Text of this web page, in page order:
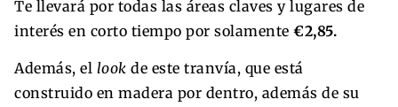
Te llevará por todas las áreas claves y lugares de
interés en corto tiempo por solamente €2,85.
Además, el look de este tranvía, que está
construido en madera por dentro, además de su